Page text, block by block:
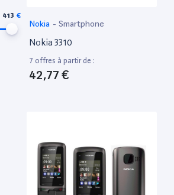
413
Nokia - Smartphone
Nokia 3310
7 offres à partir de :
42,77 €